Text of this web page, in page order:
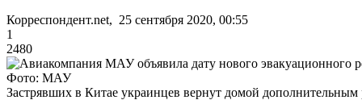
Корреспондент.net, 25 сентября 2020, 00:55
1
2480
Фото: МАУ
Застрявших в Китае украинцев вернут домой дополнительным